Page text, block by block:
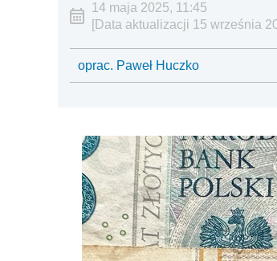
14 maja 2025, 11:45
[Data aktualizacji 15 września
oprac. Paweł Huczko